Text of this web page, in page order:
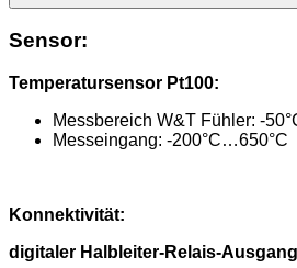
Sensor:
Temperatursensor Pt100:
Messbereich W&T Fühler: -
Messeingang: -200°C…650°C
Konnektivität:
digitaler Halbleiter-Relais-Ausgang